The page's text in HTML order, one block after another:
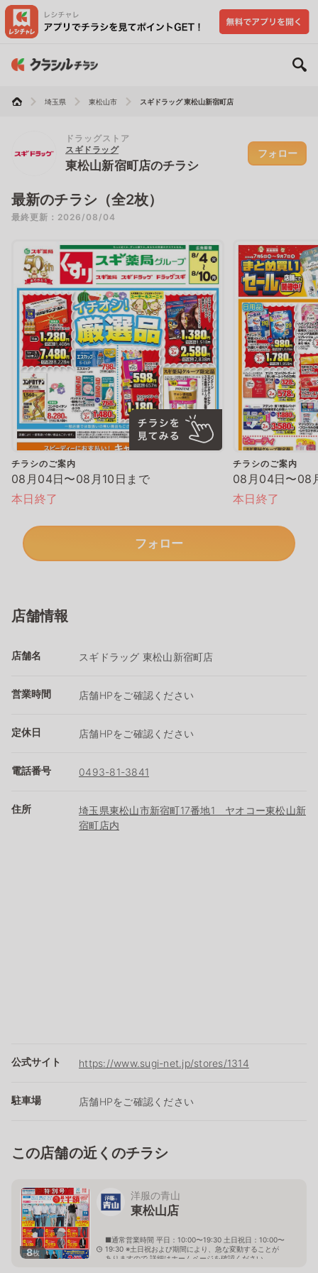
埼玉県 東松山市 スギドラッグ 東松山新宿町店
ドラッグストア
スギドラッグ
東松山新宿町店のチラシ
フォロー
最新のチラシ（全2枚）
最終更新：2026/08/04
チラシのご案内
08月04日〜08月10日まで
本日終了
チラシのご案内
08月04日〜08
本日終了
フォロー
店舗情報
店舗名 スギドラッグ 東松山新宿町店
営業時間 店舗HPをご確認ください
定休日 店舗HPをご確認ください
電話番号 0493-81-3841
住所
埼玉県東松山市新宿町17番地1 ヤオコー東松山新
宿町店内
公式サイト https://www.sugi-net.jp/stores/1314
駐車場 店舗HPをご確認ください
この店舗の近くのチラシ
8枚
洋服の青山
東松山店
■通常営業時間 平日：10:00〜19:30 土日祝日：10:00〜
19:30 ※土日祝および期間により、急な変動することが
ありますので 詳細はホームページを確認ください